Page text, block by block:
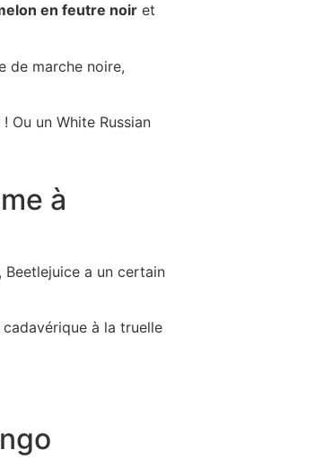
en feutre noir et
de marche noire,
! Ou un White Russian
à
, Beetlejuice a un certain
à la truelle